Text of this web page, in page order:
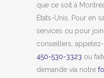
que ce soit à
États-Unis. Pour en
services ou pour
conseillers,
450-530-3323 ou
demande via notre